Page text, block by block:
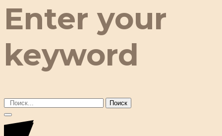
Enter your
keyword
Поиск